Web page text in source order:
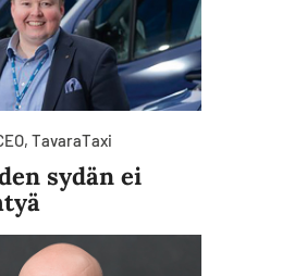
TavaraTaxi
sydän ei